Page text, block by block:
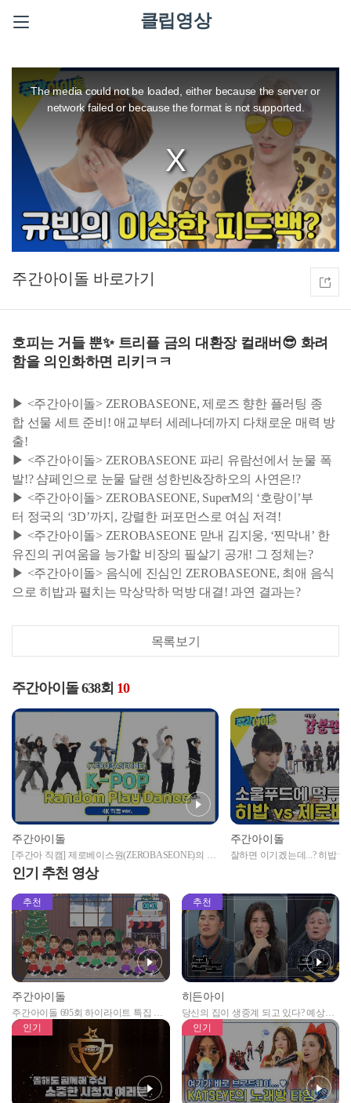
클립영상
modal
window.
The media could not be loaded, either because the server or
network failed or because the format is not supported.
주간아이돌
호피는 거들 뿐✨ 트리플 금의 대환장 컬래버😎 화려
함을 의인화하면 리키ㅋㅋ
▶ <주간아이돌> ZEROBASEONE, 제로즈 향한 플러팅 종
합 선물 세트 준비! 애교부터 세레나데까지 다채로운 매력 방
출!
▶ <주간아이돌> ZEROBASEONE 파리 유람선에서 눈물 폭
발!? 샴페인으로 눈물 달랜 성한빈&장하오의 사연은!?
▶ <주간아이돌> ZEROBASEONE, SuperM의 ‘호랑이’부
터 정국의 ‘3D’까지, 강렬한 퍼포먼스로 여심 저격!
▶ <주간아이돌> ZEROBASEONE 맏내 김지웅, ‘찐막내’ 한
유진의 귀여움을 능가할 비장의 필살기 공개! 그 정체는?
▶ <주간아이돌> 음식에 진심인 ZEROBASEONE, 최애 음식
으로 히밥과 펼치는 막상막하 먹방 대결! 과연 결과는?
목록보기
주간아이돌 638회 10
주간아이돌
[주간아 직캠] 제로베이스원(ZEROBASEONE)의 K-
POP 랜덤 플레이 댄스 (4K 직캠 Ver.) l #호랑이
#FactCheck #3D 등 l EP.638
주간아이돌
잘하면 이기겠는데...? 히밥
인기 추천 영상
추천
주간아이돌
주간아이돌 695회 하이라이트 특집 남
자아이돌편 예고
추천
히든아이
당신의 집이 생중계 되고 있다? 예상치
못한 곳에서 일어나는 불법촬영 범죄!
인기 인기